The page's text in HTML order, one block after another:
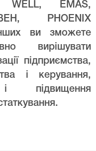
WELL, EMAS,
PHOENIX
ви зможете
вирішувати
підприємства,
і керування,
і підвищення